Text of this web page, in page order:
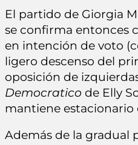
El partido de Giorgia
se confirma entonces
en intención de voto
ligero descenso del
oposición de
Democratico de Elly
mantiene estacionario
Además de la gradual